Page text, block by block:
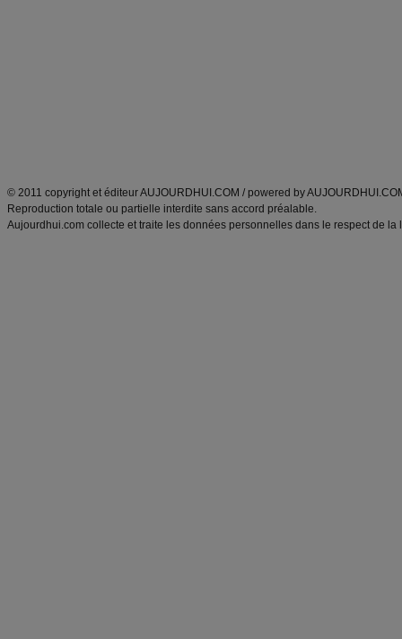
© 2011 copyright et éditeur AUJOURDHUI.COM / powered by
Reproduction totale ou partielle interdite sans accord préalable.
Aujourdhui.com collecte et traite les données personnelles dans le respect de